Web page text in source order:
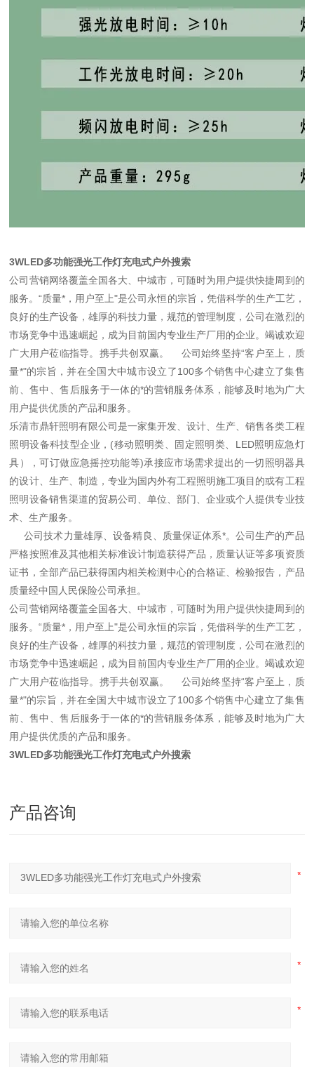
3WLED多功能强光工作灯充电式户外搜索
公司营销网络覆盖全国各大、中城市，可随时为用户提供快捷周到的
服务。“质量*，用户至上"是公司永恒的宗旨，凭借科学的生产工艺，
良好的生产设备，雄厚的科技力量，规范的管理制度，公司在激烈的
市场竞争中迅速崛起，成为目前国内专业生产厂用的企业。竭诚欢迎
广大用户莅临指导。携手共创双赢。 公司始终坚持“客户至上，质
量*"的宗旨，并在全国大中城市设立了100多个销售中心建立了集售
前、售中、售后服务于一体的*的营销服务体系，能够及时地为广大
用户提供优质的产品和服务。
乐清市鼎轩照明有限公司是一家集开发、设计、生产、销售各类工程
照明设备科技型企业，(移动照明类、固定照明类、LED照明应急灯
具），可订做应急摇控功能等)承接应市场需求提出的一切照明器具
的设计、生产、制造，专业为国内外有工程照明施工项目的或有工程
照明设备销售渠道的贸易公司、单位、部门、企业或个人提供专业技
术、生产服务。
公司技术力量雄厚、设备精良、质量保证体系*。公司生产的产品
严格按照准及其他相关标准设计制造获得产品，质量认证等多项资质
证书，全部产品已获得国内相关检测中心的合格证、检验报告，产品
质量经中国人民保险公司承担。
公司营销网络覆盖全国各大、中城市，可随时为用户提供快捷周到的
服务。“质量*，用户至上"是公司永恒的宗旨，凭借科学的生产工艺，
良好的生产设备，雄厚的科技力量，规范的管理制度，公司在激烈的
市场竞争中迅速崛起，成为目前国内专业生产厂用的企业。竭诚欢迎
广大用户莅临指导。携手共创双赢。 公司始终坚持“客户至上，质
量*"的宗旨，并在全国大中城市设立了100多个销售中心建立了集售
前、售中、售后服务于一体的*的营销服务体系，能够及时地为广大
用户提供优质的产品和服务。
3WLED多功能强光工作灯充电式户外搜索
产品咨询